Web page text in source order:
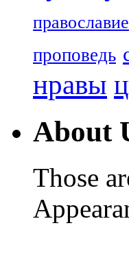
православие
проповедь
нравы
About
Those